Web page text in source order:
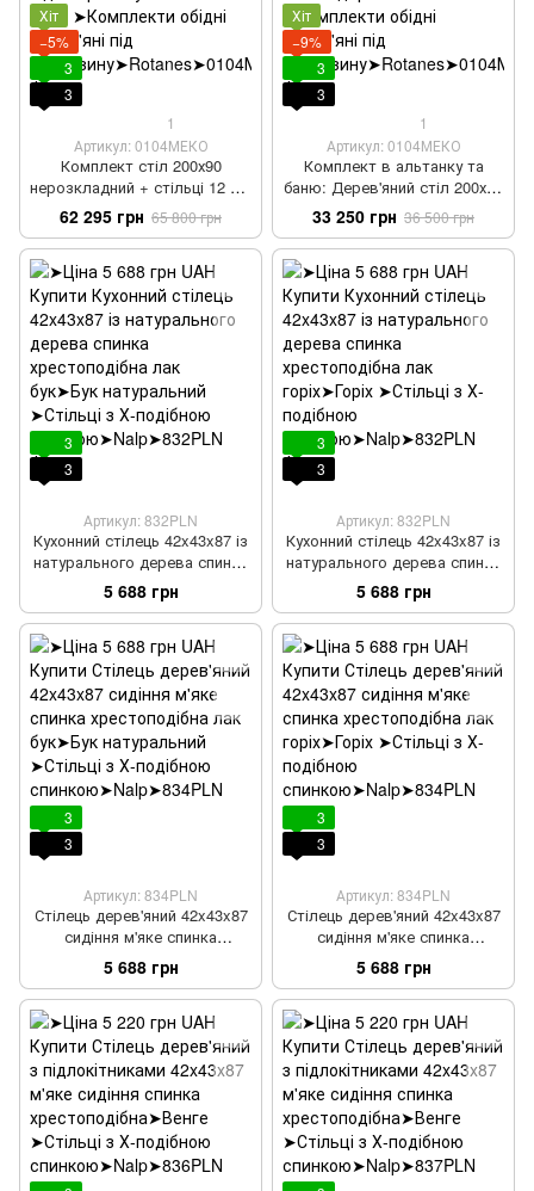
Хіт
−5%
3
3
1
Артикул: 0104МЕКО
Комплект стіл 200х90
нерозкладний + стільці 12 шт
дерев'яний під старовину 2
62 295 грн 65 800 грн
Хіт
−9%
3
3
1
Артикул: 0104МЕКО
Комплект в альтанку та
баню: Дерев'яний стіл 200х90
см + 4 стільців масив дерева
33 250 грн 36 500 грн
3
3
Артикул: 832PLN
Кухонний стілець 42x43x87 із
натурального дерева спинка
хрестоподібна лак бук
5 688 грн
3
3
Артикул: 832PLN
Кухонний стілець 42x43x87 із
натурального дерева спинка
хрестоподібна лак горіх
5 688 грн
3
3
Артикул: 834PLN
Стілець дерев'яний 42x43x87
сидіння м'яке спинка
хрестоподібна лак бук
5 688 грн
3
3
Артикул: 834PLN
Стілець дерев'яний 42x43x87
сидіння м'яке спинка
хрестоподібна лак горіх
5 688 грн